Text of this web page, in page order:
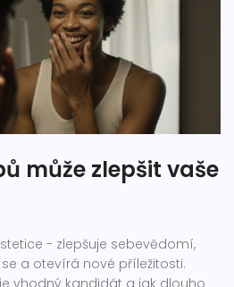
může zlepšit vaše
- zlepšuje sebevědomí,
a otevírá nové příležitosti.
vhodný kandidát a jak dlouho